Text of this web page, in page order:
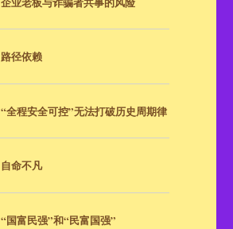
路径依赖
“全程安全可控”无法打破历史周期律
自命不凡
“国富民强”和“民富国强”